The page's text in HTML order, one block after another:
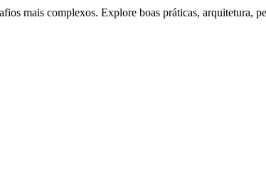
mais complexos. Explore boas práticas, arquitetura,